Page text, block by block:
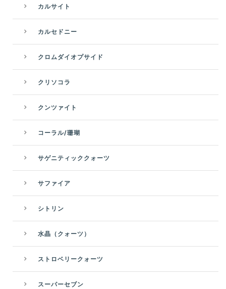
カルサイト
カルセドニー
クロムダイオプサイド
クリソコラ
クンツァイト
コーラル/珊瑚
サゲニティッククォーツ
サファイア
シトリン
水晶（クォーツ）
ストロベリークォーツ
スーパーセブン